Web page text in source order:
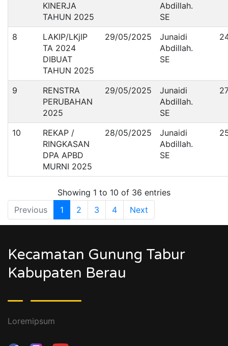
KINERJA
TAHUN 2025
Abdillah.
SE
8
LAKIP/LKjIP
TA 2024
DIBUAT
TAHUN 2025
29/05/2025
Junaidi
Abdillah.
SE
9
RENSTRA
PERUBAHAN
2025
29/05/2025
Junaidi
Abdillah.
SE
10
REKAP /
RINGKASAN
DPA APBD
MURNI 2025
28/05/2025
Junaidi
Abdillah.
SE
Showing 1 to 10 of 36 entries
Previous
1 2 3 4 Next
Kecamatan Gunung Tabur
Kabupaten Berau
Loremipsum